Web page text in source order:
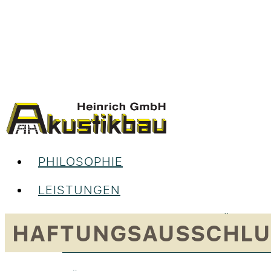
PHILOSOPHIE
LEISTUNGEN
UNSERE LEISTUNGEN IM
RAUMGESTALTUNG &